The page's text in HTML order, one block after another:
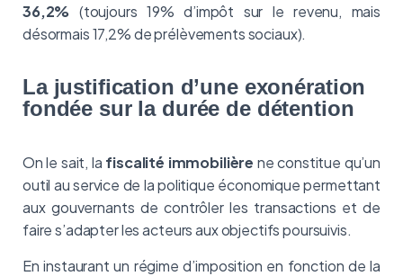
36,2% (toujours 19% d’impôt sur le revenu, mais
désormais 17,2% de prélèvements sociaux).
La justification d’une exonération
fondée sur la durée de détention
On le sait, la fiscalité immobilière ne constitue qu’un
outil au service de la politique économique permettant
aux gouvernants de contrôler les transactions et de
faire s’adapter les acteurs aux objectifs poursuivis.
En instaurant un régime d’imposition en fonction de la